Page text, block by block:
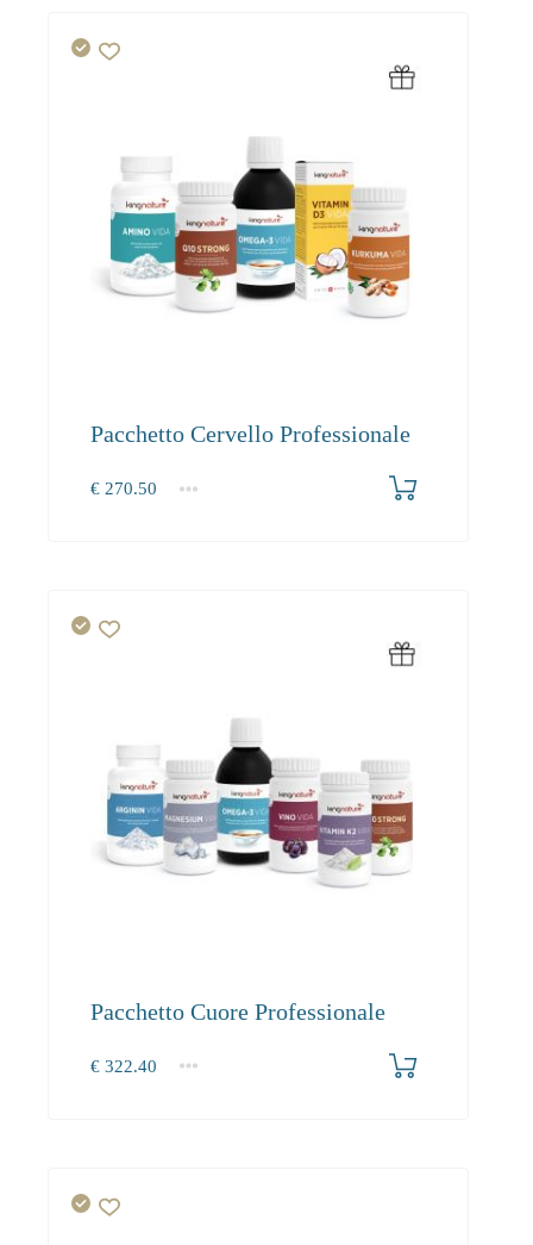
Pacchetto Cervello Professionale
€ 270.50
1+
Pacchetto Cuore Professionale
€ 322.40
1+